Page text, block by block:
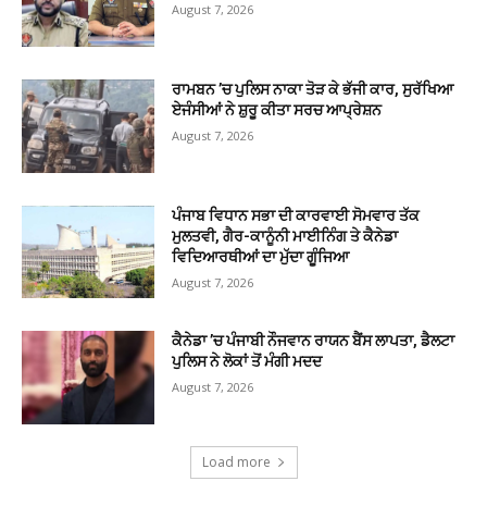
August 7, 2026
ਰਾਮਬਨ ’ਚ ਪੁਲਿਸ ਨਾਕਾ ਤੋੜ ਕੇ ਭੱਜੀ ਕਾਰ, ਸੁਰੱਖਿਆ
ਏਜੰਸੀਆਂ ਨੇ ਸ਼ੁਰੂ ਕੀਤਾ ਸਰਚ ਆਪ੍ਰੇਸ਼ਨ
August 7, 2026
ਪੰਜਾਬ ਵਿਧਾਨ ਸਭਾ ਦੀ ਕਾਰਵਾਈ ਸੋਮਵਾਰ ਤੱਕ
ਮੁਲਤਵੀ, ਗੈਰ-ਕਾਨੂੰਨੀ ਮਾਈਨਿੰਗ ਤੇ ਕੈਨੇਡਾ
ਵਿਦਿਆਰਥੀਆਂ ਦਾ ਮੁੱਦਾ ਗੂੰਜਿਆ
August 7, 2026
ਕੈਨੇਡਾ ’ਚ ਪੰਜਾਬੀ ਨੌਜਵਾਨ ਰਾਯਨ ਬੈਂਸ ਲਾਪਤਾ, ਡੈਲਟਾ
ਪੁਲਿਸ ਨੇ ਲੋਕਾਂ ਤੋਂ ਮੰਗੀ ਮਦਦ
August 7, 2026
Load more